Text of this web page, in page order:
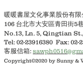
暖暖書屋文化事業股份有限
106 台北市大安區青田街5
No.13, Ln. 5, Qingtian
Tel: 02-23916380 Fax: 02-
客服信箱:
Copyright©2020 by Sunny &